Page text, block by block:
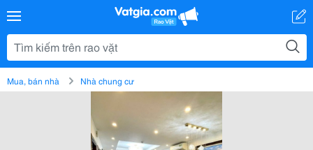
Mua, bán nhà Nhà chung cư